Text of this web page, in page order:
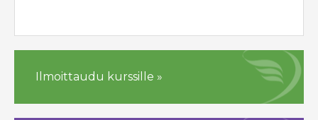
Ilmoittaudu kurssille »